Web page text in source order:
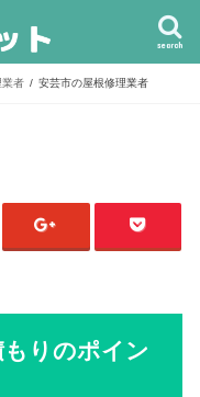
search
業者 安芸市の屋根修理業者
りのポイン